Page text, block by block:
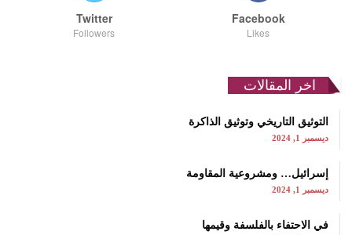
Facebook
Likes
Twitter
Followers
اخر المقالات
التوثيق التاريخي وتوثيق الذاكرة
ديسمبر 1, 2024
إسرائيل… ومشروعية المقاومة
ديسمبر 1, 2024
في الاحتفاء بالفلسفة وقيمها